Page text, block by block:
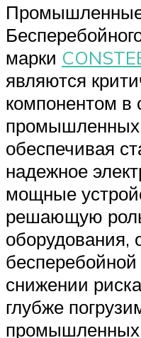
марки
являются
компонентом в
промышленных
обеспечивая
надежное
мощные
решающую
оборудования,
снижении
глубже